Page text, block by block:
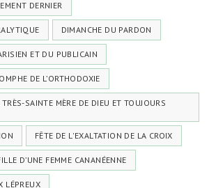
DERNIER
DIMANCHE DU PARDON
ET DU PUBLICAIN
DE L’ORTHODOXIE
SAINTE MÈRE DE DIEU ET TOUJOURS
FÊTE DE L'EXALTATION DE LA CROIX
D’UNE FEMME CANANÉENNE
LÉPREUX